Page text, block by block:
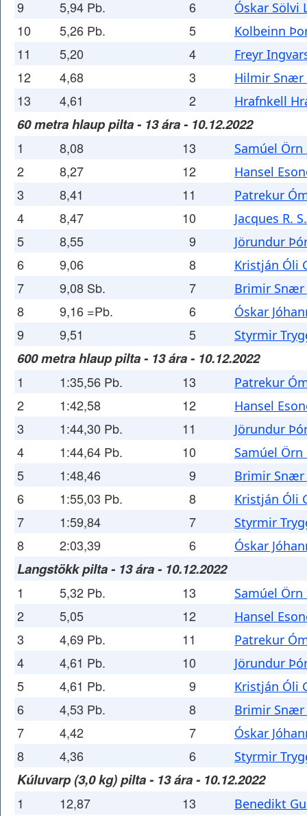
9 5,94 Pb. 6 Óskar Sölvi
10 5,26 Pb. 5 Kolbeinn
11 5,20 4 Freyr
12 4,68 3 Hilmir Snær
13 4,61 2 Hrafnkell
60 metra hlaup pilta - 13 ára - 10.12.2022
1 8,08 13 Samúel
2 8,27 12 Hansel
3 8,41 11 Patrekur
4 8,47 10 Jacques R.
5 8,55 9 Jörundur
6 9,06 8 Kristján Óli
7 9,08 Sb. 7 Brimir
8 9,16 =Pb. 6 Óskar
9 9,51 5 Styrmir
600 metra hlaup pilta - 13 ára - 10.12.2022
1 1:35,56 Pb. 13 Patrekur
2 1:42,58 12 Hansel
3 1:44,30 Pb. 11 Jörundur
4 1:44,64 Pb. 10 Samúel
5 1:48,46 9 Brimir
6 1:55,03 Pb. 8 Kristján Óli
7 1:59,84 7 Styrmir
8 2:03,39 6 Óskar
Langstökk pilta - 13 ára - 10.12.2022
1 5,32 Pb. 13 Samúel
2 5,05 12 Hansel
3 4,69 Pb. 11 Patrekur
4 4,61 Pb. 10 Jörundur
5 4,61 Pb. 9 Kristján Óli
6 4,53 Pb. 8 Brimir
7 4,42 7 Óskar
8 4,36 6 Styrmir
Kúluvarp (3,0 kg) pilta - 13 ára - 10.12.2022
1 12,87 13 Benedikt